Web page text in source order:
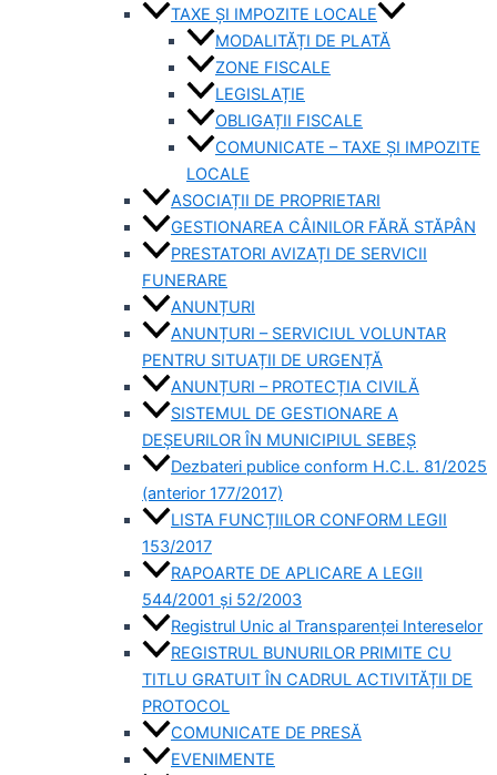
TAXE ȘI IMPOZITE LOCALE
MODALITĂȚI DE PLATĂ
ZONE FISCALE
LEGISLAȚIE
OBLIGAȚII FISCALE
COMUNICATE – TAXE ȘI IMPOZITE
LOCALE
ASOCIAȚII DE PROPRIETARI
GESTIONAREA CÂINILOR FĂRĂ STĂPÂN
PRESTATORI AVIZAȚI DE SERVICII
FUNERARE
ANUNȚURI
ANUNȚURI – SERVICIUL VOLUNTAR
PENTRU SITUAȚII DE URGENȚĂ
ANUNȚURI – PROTECȚIA CIVILĂ
SISTEMUL DE GESTIONARE A
DEȘEURILOR ÎN MUNICIPIUL SEBEȘ
Dezbateri publice conform H.C.L. 81/2025
(anterior 177/2017)
LISTA FUNCȚIILOR CONFORM LEGII
153/2017
RAPOARTE DE APLICARE A LEGII
544/2001 și 52/2003
Registrul Unic al Transparenței Intereselor
REGISTRUL BUNURILOR PRIMITE CU
TITLU GRATUIT ÎN CADRUL ACTIVITĂȚII DE
PROTOCOL
COMUNICATE DE PRESĂ
EVENIMENTE